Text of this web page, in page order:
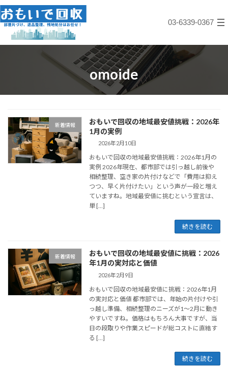
コ
ン
テ
ツ
プ
ナ
ビ
ゲ
シ
動
03-6339-0367
omoide
新着情報
おもいで回収の地域最安値挑戦：2026年
1月の実例
2026年2月10日
おもいで回収の地域最安値挑戦：2026年1月の
実例 2026年現在、都市部では引っ越し前後や
相続整理、空き家の片付けなどで「費用は抑え
つつ、早く片付けたい」という声が一段と増え
ていますね。地域最安値に挑むという宣言は、
単 […]
続きを読む
新着情報
おもいで回収の地域最安値に挑戦：2026
年1月の実対応と価値
2026年2月9日
おもいで回収の地域最安値に挑戦：2026年1月
の実対応と価値 都市部では、年始の片付けや引
っ越し準備、相続整理のニーズが1〜2月に動き
やすいですね。価格はもちろん大事ですが、当
日の段取りや作業スピードが総コストに直結す
る […]
続きを読む